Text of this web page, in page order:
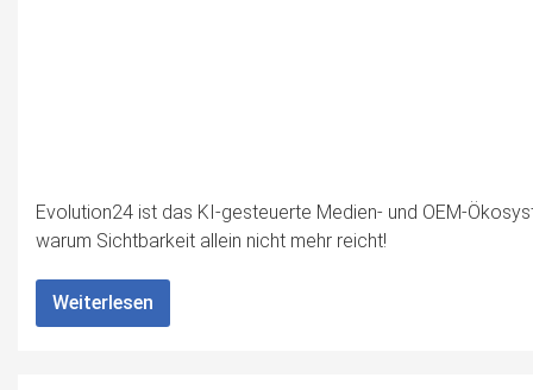
Evolution24 ist das KI-gesteuerte Medien- und OEM-
warum Sichtbarkeit allein nicht mehr reicht!
Weiterlesen